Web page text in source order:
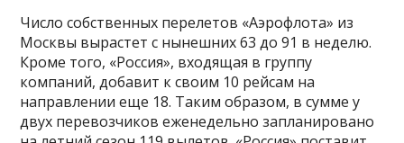
Число собственных перелетов «Аэрофлота» из
Москвы вырастет с нынешних 63 до 91 в неделю.
Кроме того, «Россия», входящая в группу
компаний, добавит к своим 10 рейсам на
направлении еще 18. Таким образом, в сумме у
двух перевозчиков еженедельно запланировано